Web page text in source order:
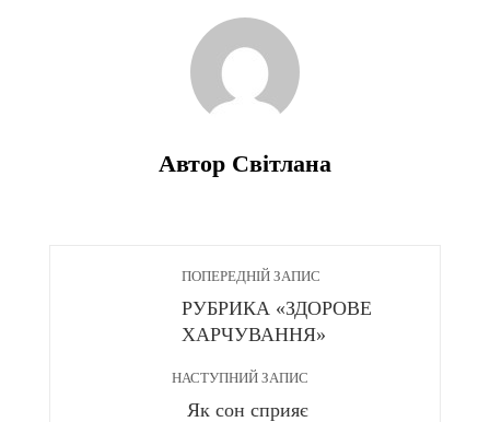
Автор Світлана
ПОПЕРЕДНІЙ ЗАПИС
РУБРИКА «ЗДОРОВЕ
ХАРЧУВАННЯ»
НАСТУПНИЙ ЗАПИС
Як сон сприяє